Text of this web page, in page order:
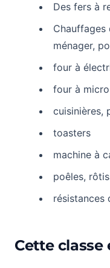
Des fers à
ménager,
four à
four à
cuisinières,
toasters
machine à
poêles,
résistances
Cette classe